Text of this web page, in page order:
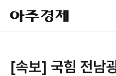
아
주
경
[속보] 국힘 전남